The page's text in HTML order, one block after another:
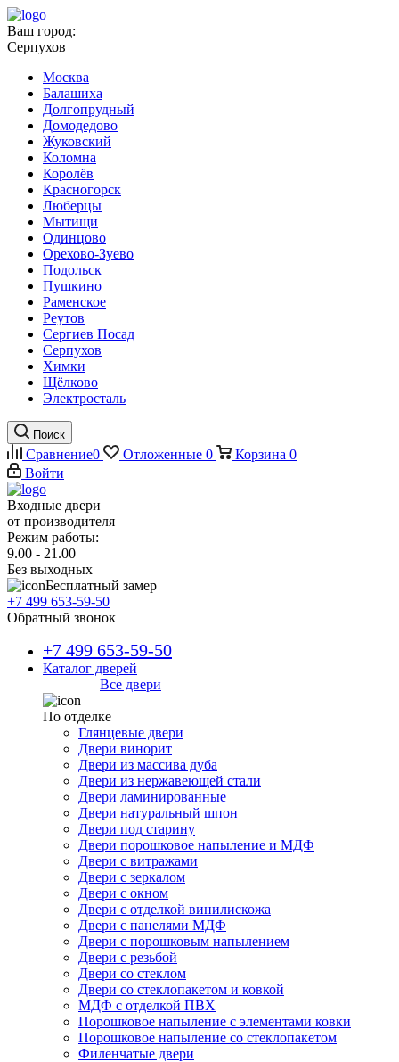
Ваш город:
Серпухов
Москва
Балашиха
Долгопрудный
Домодедово
Жуковский
Коломна
Королёв
Красногорск
Люберцы
Мытищи
Одинцово
Орехово-Зуево
Подольск
Пушкино
Раменское
Реутов
Сергиев Посад
Серпухов
Химки
Щёлково
Электросталь
Поиск
Сравнение0 Отложенные 0 Корзина 0
Войти
Входные двери
от производителя
Режим работы:
9.00 - 21.00
Без выходных
Бесплатный замер
+7 499 653-59-50
Обратный звонок
+7 499 653-59-50
Каталог дверей
Все двери
По отделке
Глянцевые двери
Двери винорит
Двери из массива дуба
Двери из нержавеющей стали
Двери ламинированные
Двери натуральный шпон
Двери под старину
Двери порошковое напыление и МДФ
Двери с витражами
Двери с зеркалом
Двери с окном
Двери с отделкой винилискожа
Двери с панелями МДФ
Двери с порошковым напылением
Двери с резьбой
Двери со стеклом
Двери со стеклопакетом и ковкой
МДФ с отделкой ПВХ
Порошковое напыление с элементами ковки
Порошковое напыление со стеклопакетом
Филенчатые двери